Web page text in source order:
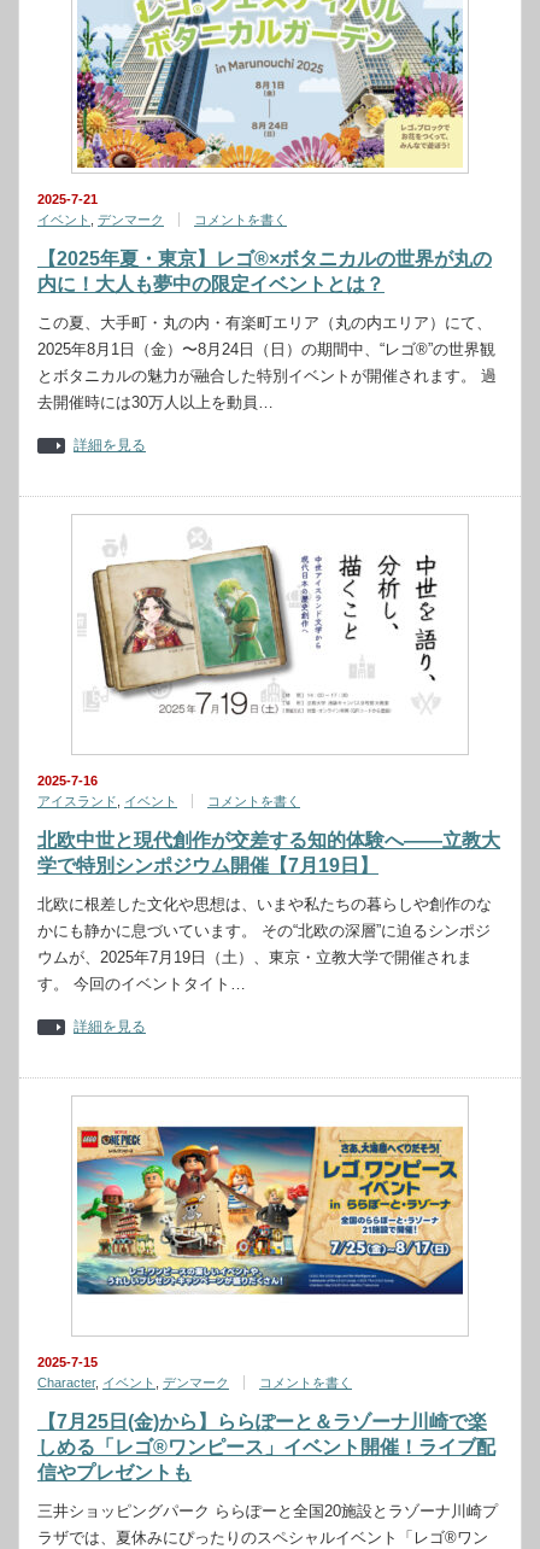
2025-7-21
イベント
デンマーク コメントを書く
【2025年夏・東京】レゴ®×ボタニカルの世界が丸の
内に！大人も夢中の限定イベントとは？
この夏、大手町・丸の内・有楽町エリア（丸の内エリア）にて、
2025年8月1日（金）〜8月24日（日）の期間中、“レゴ®”の世界観
とボタニカルの魅力が融合した特別イベントが開催されます。 過
去開催時には30万人以上を動員…
詳細を見る
2025-7-16
アイスランド
イベント コメントを書く
北欧中世と現代創作が交差する知的体験へ——立教大
学で特別シンポジウム開催【7月19日】
北欧に根差した文化や思想は、いまや私たちの暮らしや創作のな
かにも静かに息づいています。 その“北欧の深層”に迫るシンポジ
ウムが、2025年7月19日（土）、東京・立教大学で開催されま
す。 今回のイベントタイト…
詳細を見る
2025-7-15
Character, イベント デンマーク コメントを書く
【7月25日(金)から】ららぽーと＆ラゾーナ川崎で楽
しめる「レゴ®ワンピース」イベント開催！ライブ配
信やプレゼントも
三井ショッピングパーク ららぽーと全国20施設とラゾーナ川崎プ
ラザでは、夏休みにぴったりのスペシャルイベント「レゴ®ワン